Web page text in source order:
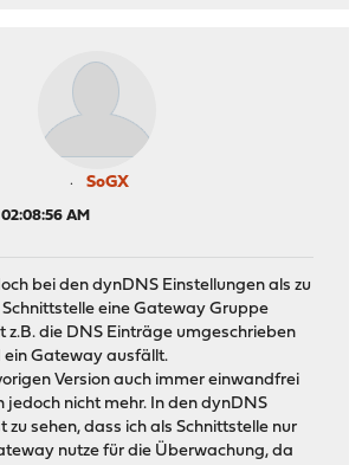
SoGX
AM
bei den dynDNS Einstellungen als zu
eine Gateway Gruppe
z.B. die DNS Einträge umgeschrieben
ein Gateway ausfällt.
Version auch immer einwandfrei
jedoch nicht mehr. In den dynDNS
zu sehen, dass ich als Schnittstelle nur
nutze für die Überwachung, da